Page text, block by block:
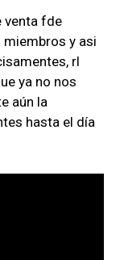
venta fde
y asi
rl
ya no nos
aún la
hasta el día